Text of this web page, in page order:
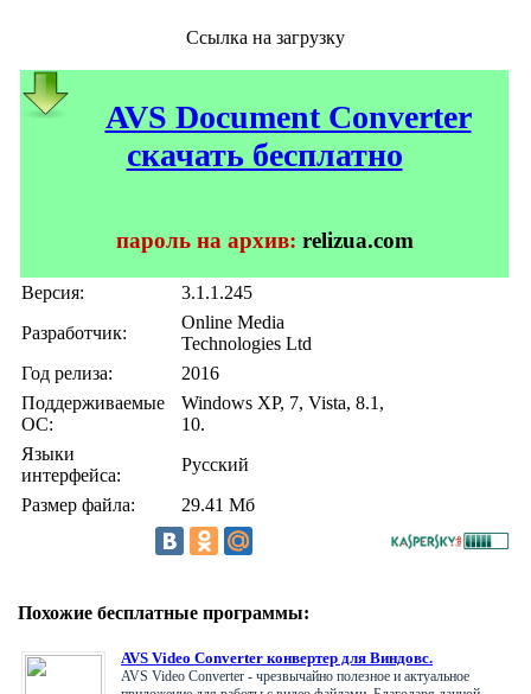
Ссылка на загрузку
AVS Document Converter
скачать бесплатно
пароль на архив: relizua.com
Версия:
3.1.1.245
Разработчик:
Online Media
Technologies Ltd
Год релиза:
2016
Поддерживаемые
ОС:
Windows XP, 7, Vista, 8.1,
10.
Языки
интерфейса:
Русский
Размер файла:
29.41 Мб
Похожие бесплатные программы:
AVS Video Converter конвертер для Виндовс.
AVS Video Converter - чрезвычайно полезное и актуальное